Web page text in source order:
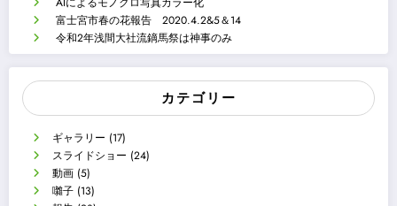
富士宮市春の花報告 2020.4.2&5＆14
令和2年浅間大社流鏑馬祭は神事のみ
カテゴリー
ギャラリー (17)
スライドショー (24)
動画 (5)
囃子 (13)